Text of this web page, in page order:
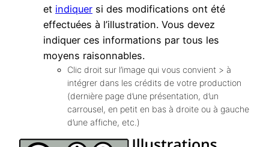
et indiquer si des modifications ont été
effectuées à l’illustration. Vous devez
indiquer ces informations par tous les
moyens raisonnables.
Clic droit sur l’image qui vous convient > à
intégrer dans les crédits de votre production
(dernière page d’une présentation, d’un
carrousel, en petit en bas à droite ou à gauche
d’une affiche, etc.)